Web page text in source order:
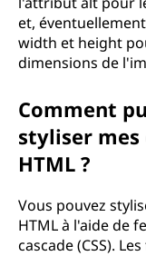
et,
width et height
dimensions de
Comment
styliser
HTML ?
Vous pouvez
HTML à l'aide de
cascade (CSS).